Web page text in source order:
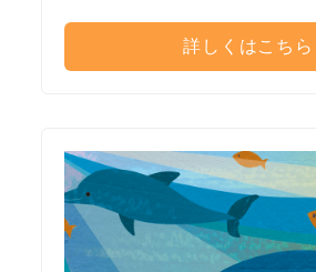
詳しくはこちら